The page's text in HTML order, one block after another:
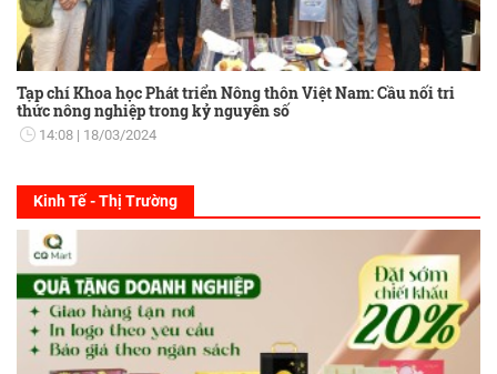
Tạp chí Khoa học Phát triển Nông thôn Việt Nam: Cầu nối tri
thức nông nghiệp trong kỷ nguyên số
14:08 18/03/2024
Kinh Tế - Thị Trường